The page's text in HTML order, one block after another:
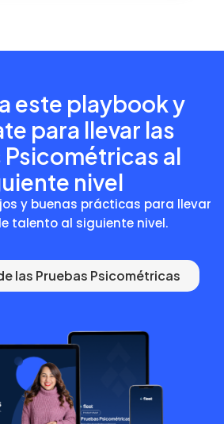
este playbook y
para llevar las
Psicométricas al
nivel
y buenas prácticas para llevar
talento al siguiente nivel.
las Pruebas Psicométricas